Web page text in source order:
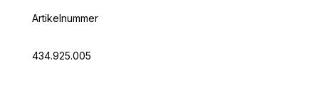
Artikelnummer
434.925.005